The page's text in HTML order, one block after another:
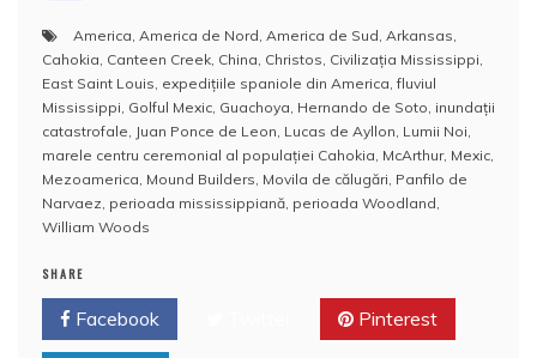
e
b
o
o
k
er e
st
bl
r
e
dI
n
p
a
c
e
di
t
s
A
p
p
o
o
M
ai
rt
aj
e
a
z
America, America de Nord, America de Sud, Arkansas,
Cahokia, Canteen Creek, China, Christos, Civilizația Mississippi,
East Saint Louis, expedițiile spaniole din America,fluviul
Mississippi, Golful Mexic, Guachoya, Hernando de Soto, inundații
catastrofale, Juan Ponce de Leon, Lucas de Ayllon, Lumii Noi,
marele centru ceremonial al populației Cahokia, McArthur, Mexic,
Mezoamerica, Mound Builders, Movila de călugări, Panfilo de
Narvaez, perioada mississippiană, perioada Woodland,
William Woods
SHARE
Facebook Pinterest